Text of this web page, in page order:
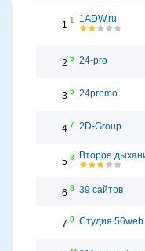
1 1 1ADW.ru
2 5 24-pro
3 5 24promo
4 7 2D-Group
5 8 Второе
6 8 39 сайтов
7 9 Студия 56web